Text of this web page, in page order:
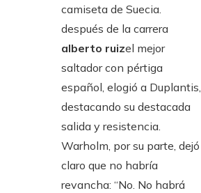
camiseta de Suecia.
después de la carrera
alberto ruizel mejor
saltador con pértiga
español, elogió a Duplantis,
destacando su destacada
salida y resistencia.
Warholm, por su parte, dejó
claro que no habría
revancha: “No. No habrá